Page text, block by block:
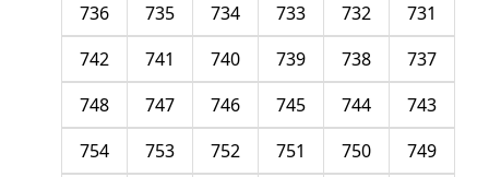
731
732
733
734
735
736
737
738
739
740
741
742
743
744
745
746
747
748
749
750
751
752
753
754